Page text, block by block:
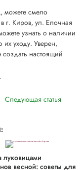
можете смело
г. Киров, ул. Елочная
узнать о наличии
их уходу. Уверен,
настоящий
Следующая статья
луковицами
весной: советы для